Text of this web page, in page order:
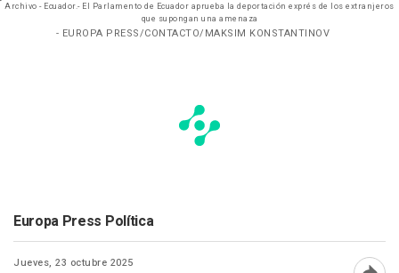
Archivo - Ecuador.- El Parlamento de Ecuador aprueba la deportación exprés de los extranjeros
que supongan una amenaza
- EUROPA PRESS/CONTACTO/MAKSIM KONSTANTINOV
Europa Press Política
Jueves, 23 octubre 2025